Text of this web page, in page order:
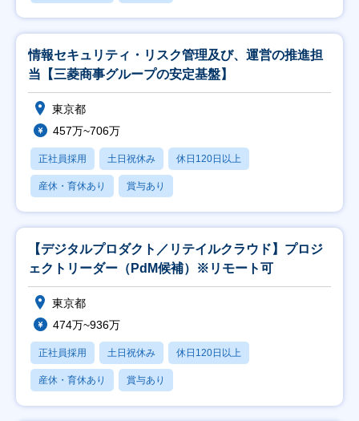
情報セキュリティ・リスク管理及び、運営の推進担
当【三菱商事グループの安定基盤】
東京都
457万~706万
正社員採用 土日祝休み 休日120日以上
産休・育休あり 賞与あり
【デジタルプロダクト／リテイルクラウド】プロジ
ェクトリーダー（PdM候補）※リモート可
東京都
474万~936万
正社員採用 土日祝休み 休日120日以上
産休・育休あり 賞与あり